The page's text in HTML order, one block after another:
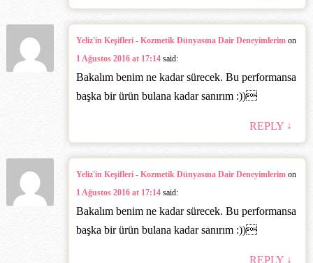
Yeliz'in Keşifleri - Kozmetik Dünyasına Dair Deneyimlerim on
1 Ağustos 2016 at 17:14 said:
Bakalım benim ne kadar sürecek. Bu performansa
başka bir ürün bulana kadar sanırım :))‎
REPLY ↓
Yeliz'in Keşifleri - Kozmetik Dünyasına Dair Deneyimlerim on
1 Ağustos 2016 at 17:14 said:
Bakalım benim ne kadar sürecek. Bu performansa
başka bir ürün bulana kadar sanırım :))‎
REPLY ↓